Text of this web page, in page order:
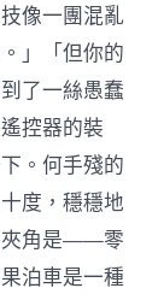
像一團混亂
」「但你的
了一絲愚蠢
控器的裝
。何手殘的
度，穩穩地
夾角是——零
泊車是一種